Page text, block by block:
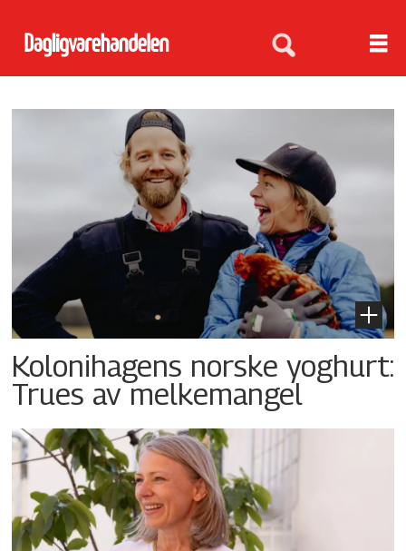
Tag:
økologisk
Kolonihagens norske yoghurt:
Trues av melkemangel